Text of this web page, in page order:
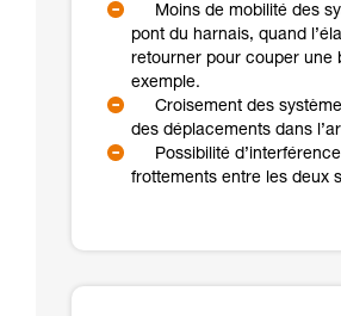
Moins de mobilité des
pont du harnais, quand
retourner pour couper une
exemple.
Croisement des
des déplacements dans
Possibilité
frottements entre les deux